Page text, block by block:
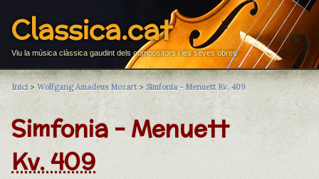
Classica.cat
Viu la música clàssica gaudint dels compositors i les seves obres
Inici > Wolfgang Amadeus Mozart> Simfonia - Menuett Kv. 409
Simfonia - Menuett
Kv. 409